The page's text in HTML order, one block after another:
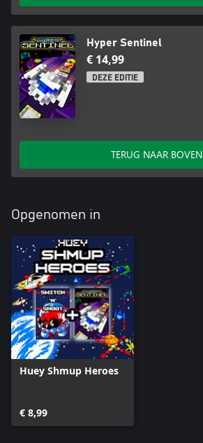
Hyper Sentinel
€ 14,99
DEZE EDITIE
TERUG NAAR BOVEN
Opgenomen in
Huey Shmup Heroes
€ 8,99